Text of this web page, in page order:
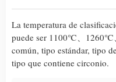
La temperatura de
puede ser 1100℃、
común, tipo estándar, tipo
tipo que contiene circonio.